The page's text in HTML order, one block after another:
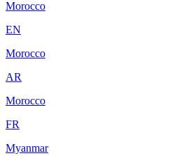
Morocco
EN
Morocco
AR
Morocco
FR
Myanmar